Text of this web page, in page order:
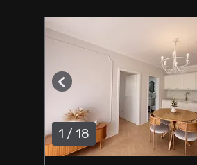
1 / 18
Previous